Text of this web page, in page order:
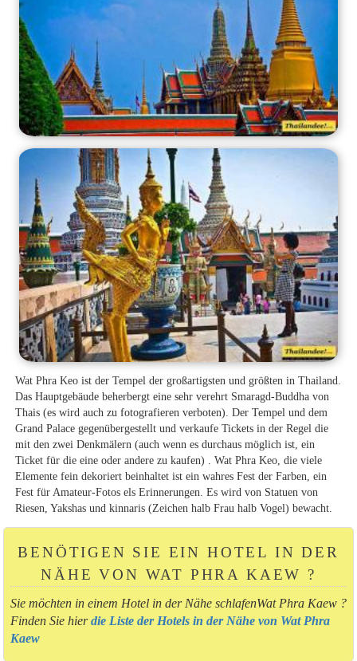
Wat Phra Keo ist der Tempel der großartigsten und größten in Thailand.
Das Hauptgebäude beherbergt eine sehr verehrt Smaragd-Buddha von
Thais (es wird auch zu fotografieren verboten). Der Tempel und dem
Grand Palace gegenübergestellt und verkaufe Tickets in der Regel die
mit den zwei Denkmälern (auch wenn es durchaus möglich ist, ein
Ticket für die eine oder andere zu kaufen) . Wat Phra Keo, die viele
Elemente fein dekoriert beinhaltet ist ein wahres Fest der Farben, ein
Fest für Amateur-Fotos els Erinnerungen. Es wird von Statuen von
Riesen, Yakshas und kinnaris (Zeichen halb Frau halb Vogel) bewacht.
BENÖTIGEN SIE EIN HOTEL IN DER
NÄHE VON WAT PHRA KAEW ?
Sie möchten in einem Hotel in der Nähe schlafenWat Phra Kaew ?
Finden Sie hierdie Liste der Hotels in der Nähe von Wat Phra
Kaew